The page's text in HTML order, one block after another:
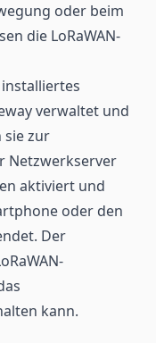
oder beim
die LoRaWAN-
verwaltet und
sie zur
Netzwerkserver
aktiviert und
oder den
Der
kann.